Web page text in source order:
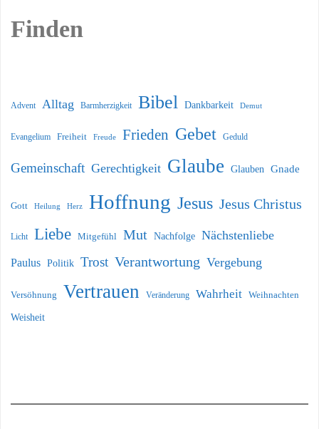
Finden
Advent Alltag Barmherzigkeit Bibel Dankbarkeit Demut
Evangelium Freiheit Freude Frieden Gebet Geduld
Gemeinschaft Gerechtigkeit Glaube Glauben Gnade
Gott Heilung Herz Hoffnung Jesus Jesus Christus
Licht Liebe Mitgefühl Mut Nachfolge Nächstenliebe
Paulus Politik Trost Verantwortung Vergebung
Versöhnung Vertrauen Veränderung Wahrheit Weihnachten
Weisheit